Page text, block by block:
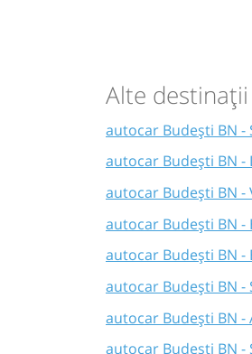
Alte
autocar Budești BN -
autocar Budești BN -
autocar Budești BN -
autocar Budești BN -
autocar Budești BN -
autocar Budești BN -
autocar Budești BN -
autocar Budești BN -